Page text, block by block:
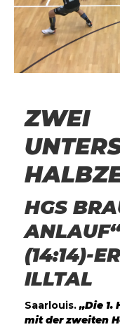
ZWEI
HGS
(14:14)-
ILLTAL
Saarlouis.„Die
mit der zweiten